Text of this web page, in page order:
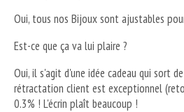
Oui, tous nos Bijoux sont ajustables
Est-ce que ça va lui plaire ?
Oui, il s'agit d'une idée cadeau qui sort
rétractation client est exceptionnel
0.3% ! L'écrin plaît beaucoup !